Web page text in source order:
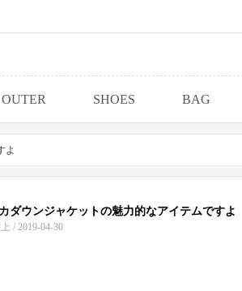
OUTER SHOES BAG
よ
ダウンジャケットの魅力的なアイテムですよ
/ 2019-04-30